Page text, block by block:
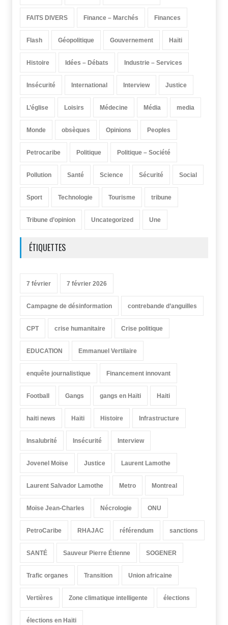
FAITS DIVERS Finance – Marchés Finances
Flash Géopolitique Gouvernement Haïti
Histoire Idées – Débats Industrie – Services
Insécurité International Interview Justice
L’église Loisirs Médecine Média media
Monde obsèques Opinions Peoples
Petrocaribe Politique Politique – Société
Pollution Santé Science Sécurité Social
Sport Technologie Tourisme tribune
Tribune d’opinion Uncategorized Une
ÉTIQUETTES
7 février 7 février 2026
Campagne de désinformation contrebande d’anguilles
CPT crise humanitaire Crise politique
EDUCATION Emmanuel Vertilaire
enquête journalistique Financement innovant
Football Gangs gangs en Haïti Haiti
haiti news Haïti Histoire Infrastructure
Insalubrité Insécurité Interview
Jovenel Moïse Justice Laurent Lamothe
Laurent Salvador Lamothe Metro Montreal
Moïse Jean-Charles Nécrologie ONU
PetroCaribe RHAJAC référendum sanctions
SANTÉ Sauveur Pierre Étienne SOGENER
Trafic organes Transition Union africaine
Vertières Zone climatique intelligente élections
élections en Haïti